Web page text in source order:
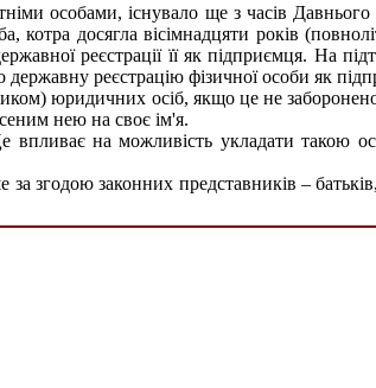
особами, існувало ще з часів
котра досягла вісімнадцяти років
реєстрації її як підприємця. На
державну реєстрацію фізичної особи як
юридичних осіб, якщо це не
нею на своє ім'я.
впливає на можливість укладати такою
за згодою законних представників –